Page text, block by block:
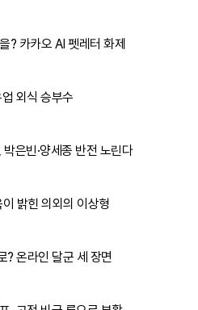
? 카카오 AI 펫레터 화제
외식 승부수
은빈·양세종 반전 노린다
밝힌 의외의 이상형
? 온라인 달군 세 장면